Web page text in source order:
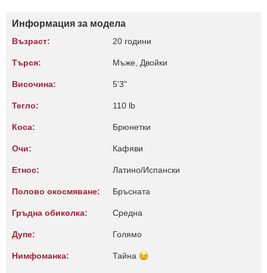
Информация за модела
Възраст: 20 години
Търся: Мъже, Двойки
Височина: 5'3"
Тегло: 110 lb
Коса: Брюнетки
Очи: Кафяви
Етнос: Латино/Испански
Полово окосмяване: Бръсната
Гръдна обиколка: Среднa
Дупе: Голямо
Нимфоманка: Тайна